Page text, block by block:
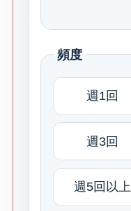
頻度
週1回
週3回
週5回以上